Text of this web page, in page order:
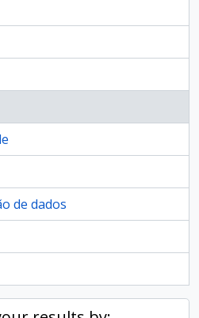
de dados